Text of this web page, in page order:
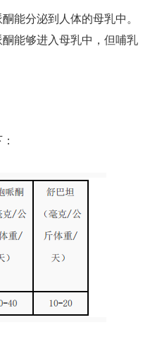
能分泌到人体的母乳中。
能够进入母乳中，但哺乳